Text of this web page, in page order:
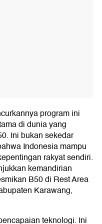
program ini
di dunia yang
Ini bukan sekedar
Indonesia mampu
rakyat sendiri.
kemandirian
B50 di Rest Area
Karawang,
teknologi. Ini